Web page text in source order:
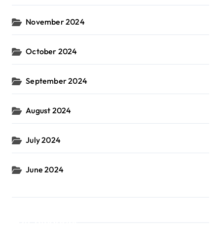
November 2024
October 2024
September 2024
August 2024
July 2024
June 2024